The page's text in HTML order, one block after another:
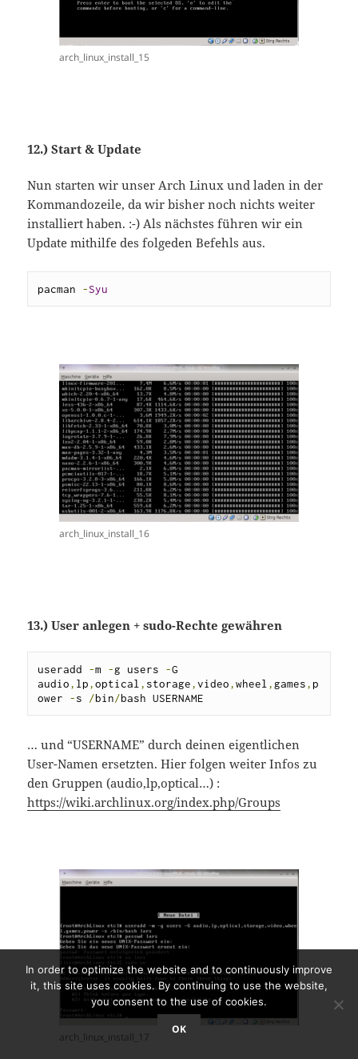
arch_linux_install_15
12.) Start & Update
Nun starten wir unser Arch Linux und laden in der
Kommandozeile, da wir bisher noch nichts weiter
installiert haben. :-) Als nächstes führen wir ein
Update mithilfe des folgeden Befehls aus.
pacman -Syu
arch_linux_install_16
13.) User anlegen + sudo-Rechte gewähren
useradd -m -g users -G
audio, lp,optical , storage,video,wheel , games,p
ower -s /bin/bash USERNAME
… und “USERNAME” durch deinen eigentlichen
User-Namen ersetzten. Hier folgen weiter Infos zu
den Gruppen (audio,lp,optical…) :
https://wiki.archlinux.org/index.php/Groups
arch_linux_install_17
In order to optimize the website and to continuously improve
it, this site uses cookies. By continuing to use the website,
you consent to the use of cookies.
OK